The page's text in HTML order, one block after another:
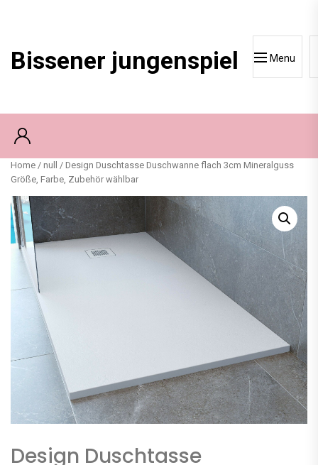
Bissener jungenspiel Menu
Home / null
/ Design Duschtasse Duschwanne flach 3cm Mineralguss
Größe, Farbe, Zubehör wählbar
Design Duschtasse